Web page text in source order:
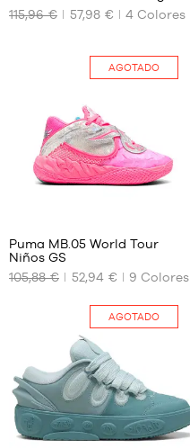
TAMAÑOS
49.5
115,96 €
57,98 € 4 Colores
AGOTADO
TAMAÑOS
DISPONIBLES
Puma MB.05 World Tour
Niños GS
105,88 €
52,94 € 9 Colores
AGOTADO